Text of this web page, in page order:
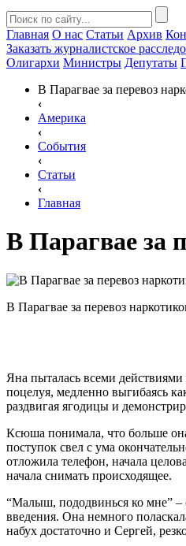
Главная О нас Статьи Архив
Заказать журналистское
Олигархи Министры Депутаты
В Парагвае за перевоз
‹
Америка
‹
События
‹
Статьи
‹
Главная
В Парагвае за
В Парагвае за перевоз
Яна пыталась всеми
поцелуя, медленно выгибаясь
раздвигая ягодицы и
Ксюша понимала, что больше
поступок свел с ума
отложила телефон, начала
начала снимать происходящее.
“Малыш, пододвинься ко мне” –
введения. Она немного
набух достаточно и Сергей,